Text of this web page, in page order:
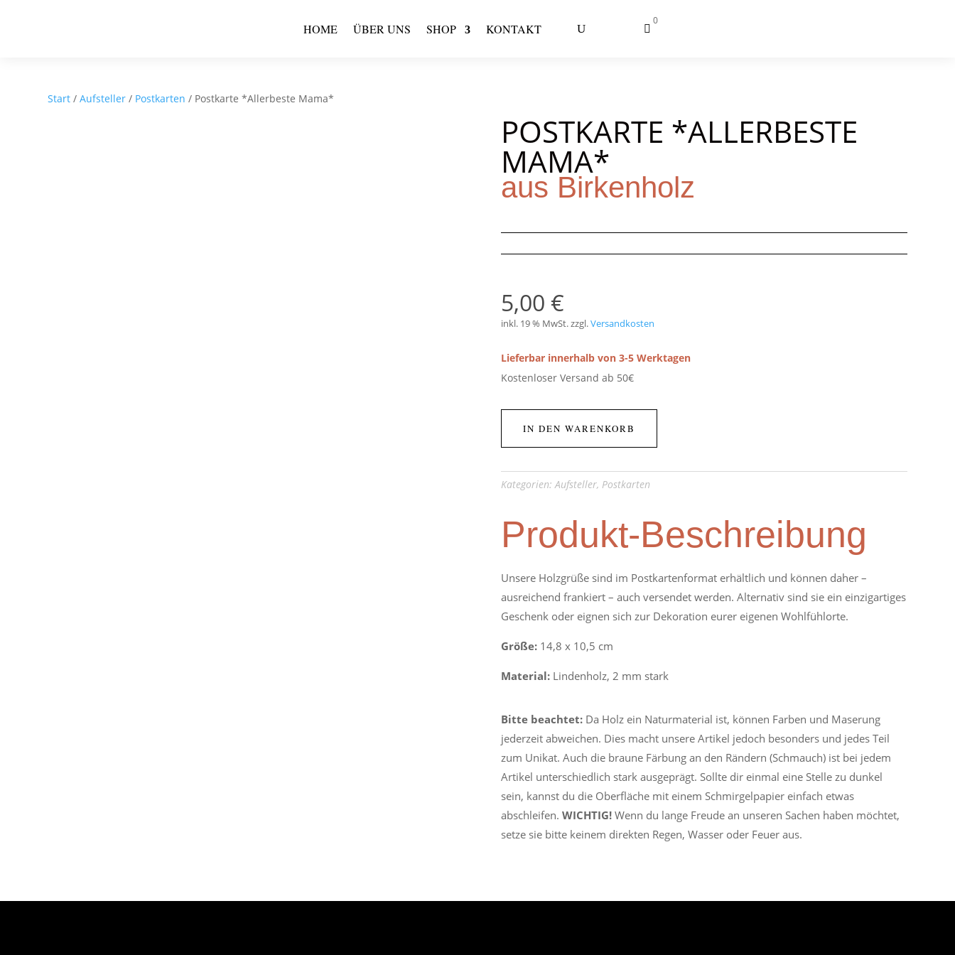
HOME ÜBER UNS SHOP KONTAKT 
0
Start /Aufsteller / Postkarten / Postkarte *Allerbeste Mama*
POSTKARTE *ALLERBESTE
MAMA*
aus Birkenholz
5,00 €
inkl. 19 % MwSt.zzgl.Versandkosten
Lieferbar innerhalb von 3-5 Werktagen
Kostenloser Versand ab 50€
IN DEN WARENKORB
Kategorien:Aufsteller, Postkarten
Produkt-Beschreibung
Unsere Holzgrüße sind im Postkartenformat erhältlich und können daher –
ausreichend frankiert – auch versendet werden. Alternativ sind sie ein einzigartiges
Geschenk oder eignen sich zur Dekoration eurer eigenen Wohlfühlorte.
Größe: 14,8 x 10,5 cm
Material: Lindenholz, 2 mm stark
Bitte beachtet: Da Holz ein Naturmaterial ist, können Farben und Maserung
jederzeit abweichen. Dies macht unsere Artikel jedoch besonders und jedes Teil
zum Unikat. Auch die braune Färbung an den Rändern (Schmauch) ist bei jedem
Artikel unterschiedlich stark ausgeprägt. Sollte dir einmal eine Stelle zu dunkel
sein, kannst du die Oberfläche mit einem Schmirgelpapier einfach etwas
abschleifen.WICHTIG! Wenn du lange Freude an unseren Sachen haben möchtet,
setze sie bitte keinem direkten Regen, Wasser oder Feuer aus.